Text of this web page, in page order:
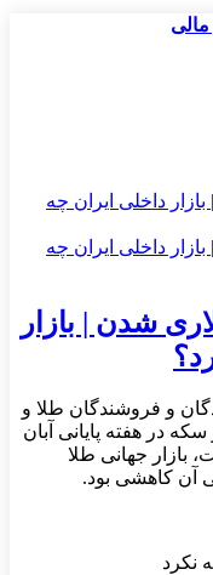
مالی
طلا در مسیر ۵۰۰۰ دلاری شدن | بازار
و فروشندگان طلا و
در هفته پایانی آبان
جهانی طلا
آن کاهشی بود.
نکرد